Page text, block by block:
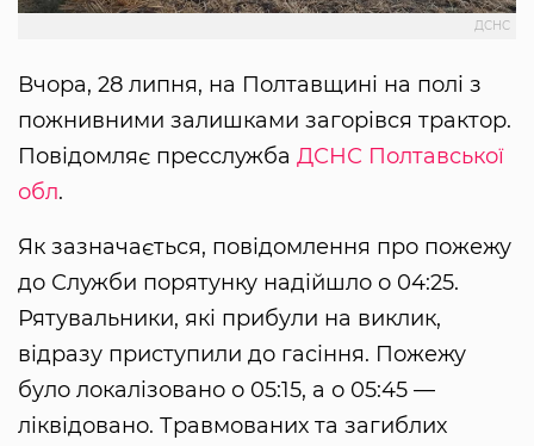
ДСНС
Вчора, 28 липня, на Полтавщині на полі з
пожнивними залишками загорівся трактор.
Повідомляє пресслужба ДСНС Полтавської
обл.
Як зазначається, повідомлення про пожежу
до Служби порятунку надійшло о 04:25.
Рятувальники, які прибули на виклик,
відразу приступили до гасіння. Пожежу
було локалізовано о 05:15, а о 05:45 —
ліквідовано. Травмованих та загиблих